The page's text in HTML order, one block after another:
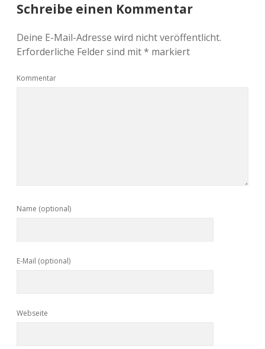
Schreibe einen Kommentar
Deine E-Mail-Adresse wird nicht veröffentlicht.
Erforderliche Felder sind mit* markiert
Kommentar
Name (optional)
E-Mail (optional)
Webseite